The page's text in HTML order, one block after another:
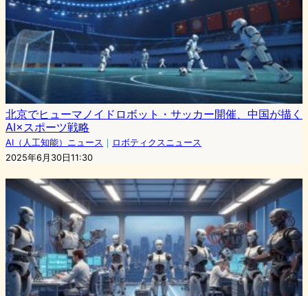
北京でヒューマノイドロボット・サッカー開催、中国が描く
AI×スポーツ戦略
AI（人工知能）ニュース ｜ ロボティクスニュース
2025年6月30日11:30